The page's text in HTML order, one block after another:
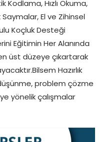
Kodlama, Hızlı Okuma,
El ve Zihinsel
Koçluk Desteği
Eğitimin Her Alanında
üst düzeye çıkartarak
Hazırlık
problem çözme
yönelik çalışmalar